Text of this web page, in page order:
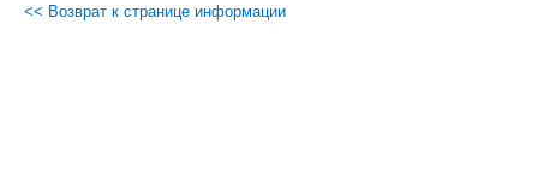
<< Возврат к странице информации